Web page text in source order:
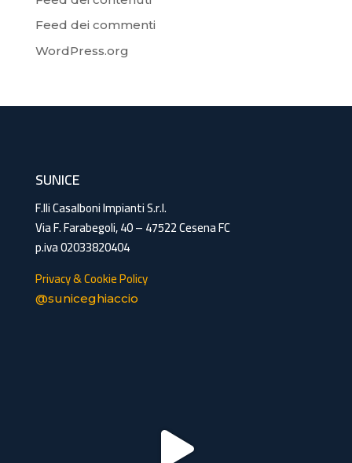
Feed dei commenti
WordPress.org
SUNICE
F.lli Casalboni Impianti S.r.l.
Via F. Farabegoli, 40 – 47522 Cesena FC
p.iva 02033820404
Privacy & Cookie Policy
@suniceghiaccio